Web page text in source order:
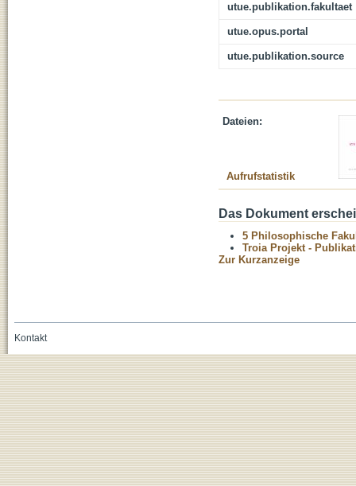
utue.publikation.fakultaet
utue.opus.portal
utue.publikation.source
Dateien:
Aufrufstatistik
Das Dokument
5 Philosophische
Troia Projekt -
Zur Kurzanzeige
Kontakt